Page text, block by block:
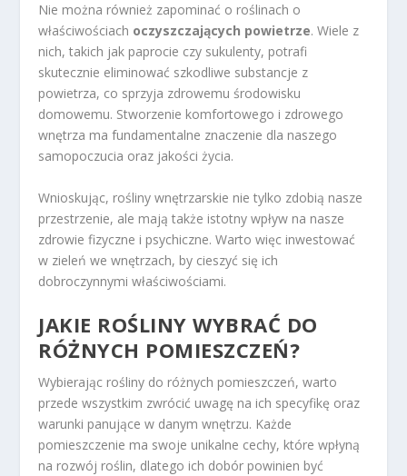
Nie można również zapominać o roślinach o
właściwościach oczyszczających powietrze. Wiele z
nich, takich jak paprocie czy sukulenty, potrafi
skutecznie eliminować szkodliwe substancje z
powietrza, co sprzyja zdrowemu środowisku
domowemu. Stworzenie komfortowego i zdrowego
wnętrza ma fundamentalne znaczenie dla naszego
samopoczucia oraz jakości życia.
Wnioskując, rośliny wnętrzarskie nie tylko zdobią nasze
przestrzenie, ale mają także istotny wpływ na nasze
zdrowie fizyczne i psychiczne. Warto więc inwestować
w zieleń we wnętrzach, by cieszyć się ich
dobroczynnymi właściwościami.
JAKIE ROŚLINY WYBRAĆ DO
RÓŻNYCH POMIESZCZEŃ?
Wybierając rośliny do różnych pomieszczeń, warto
przede wszystkim zwrócić uwagę na ich specyfikę oraz
warunki panujące w danym wnętrzu. Każde
pomieszczenie ma swoje unikalne cechy, które wpłyną
na rozwój roślin, dlatego ich dobór powinien być